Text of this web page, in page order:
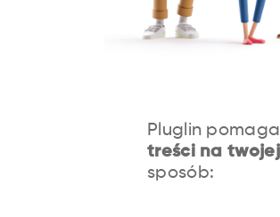
Pluglin
treści na
sposób: